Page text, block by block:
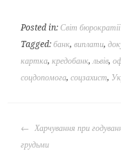
Posted in:Світ бюрократії
Tagged:банк,виплати,
картка,кредобанк, львів,
соцдопомога,соцзахист,
POST
NAVIGATION
Харчування при
грудьми